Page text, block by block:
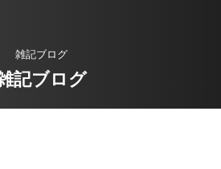
雑記ブログ
記ブログ